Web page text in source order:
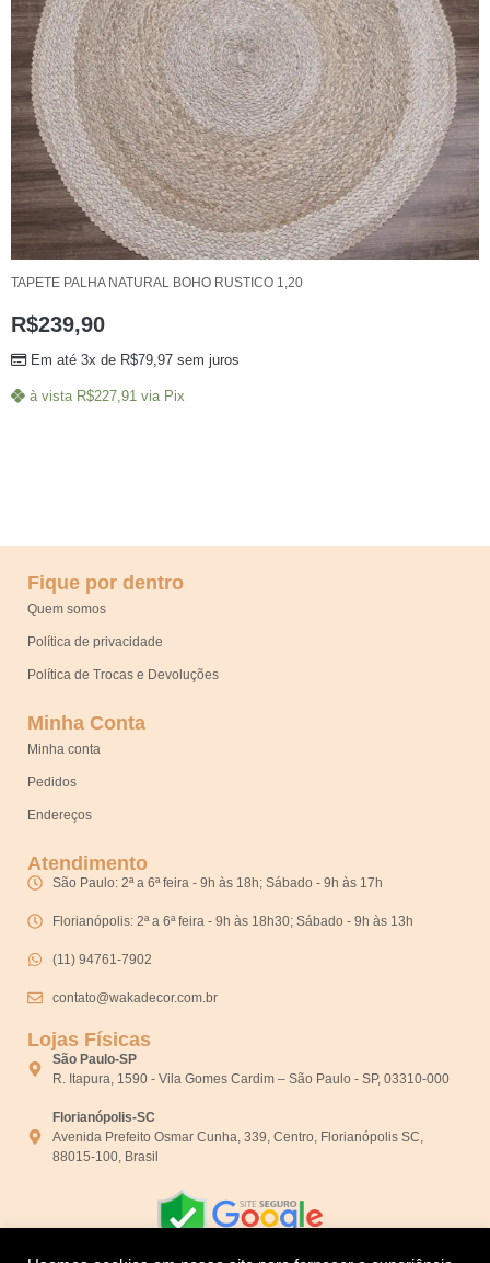
TAPETE PALHA NATURAL BOHO RUSTICO 1,20
R$239,90
Em até 3x de R$79,97 sem juros
à vista R$227,91 via Pix
Fique por dentro
Quem somos
Política de privacidade
Política de Trocas e Devoluções
Minha Conta
Minha conta
Pedidos
Endereços
Atendimento
São Paulo: 2ª a 6ª feira - 9h às 18h; Sábado - 9h às 17h
Florianópolis: 2ª a 6ª feira - 9h às 18h30; Sábado - 9h às 13h
(11) 94761-7902
contato@wakadecor.com.br
Lojas Físicas
São Paulo-SP
R. Itapura, 1590 - Vila Gomes Cardim – São Paulo - SP, 03310-000
Florianópolis-SC
Avenida Prefeito Osmar Cunha, 339, Centro, Florianópolis SC,
88015-100, Brasil